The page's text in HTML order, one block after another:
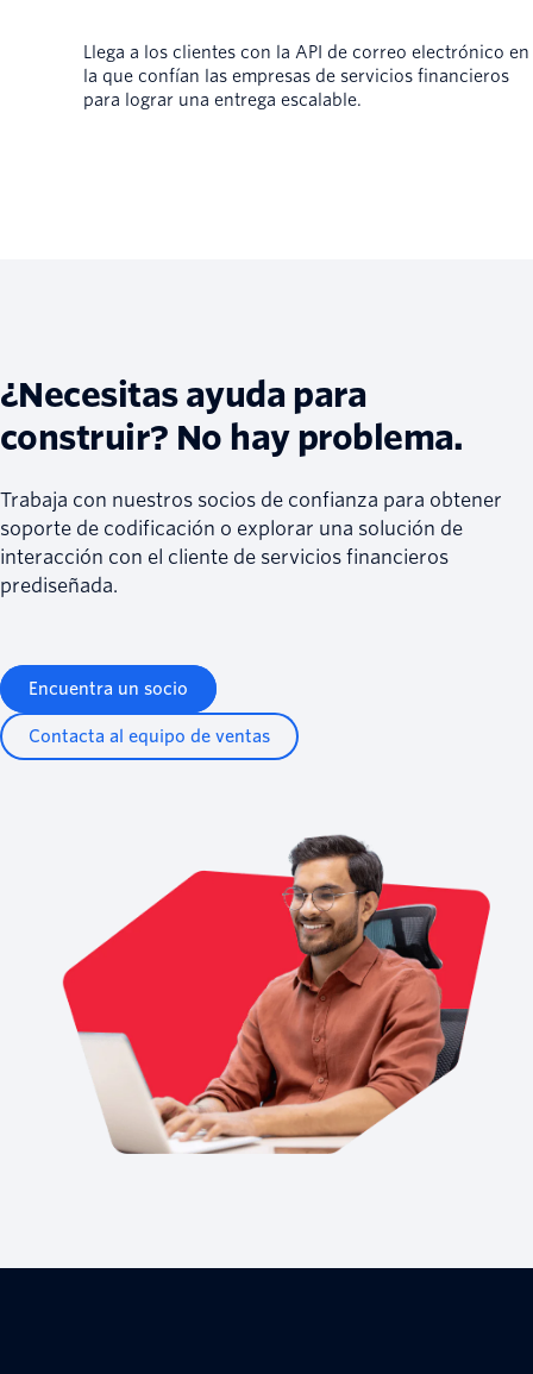
Llega a los clientes con la API de correo electrónico en
la que confían las empresas de servicios financieros
para lograr una entrega escalable.
¿Necesitas ayuda para
construir? No hay problema.
Trabaja con nuestros socios de confianza para obtener
soporte de codificación o explorar una solución de
interacción con el cliente de servicios financieros
prediseñada.
Encuentra un socio
Contacta al equipo de ventas